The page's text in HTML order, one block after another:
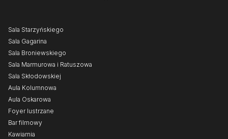
Sala Starzyńskiego
Sala Gagarina
Sala Broniewskiego
Sala Marmurowa i Ratuszowa
Sala Skłodowskiej
Aula Kolumnowa
Aula Oskarowa
Foyer lustrzane
Bar filmowy
Kawiarnia